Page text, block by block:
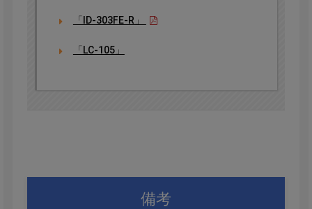
「ID-303FE-R」
「LC-105」
備考